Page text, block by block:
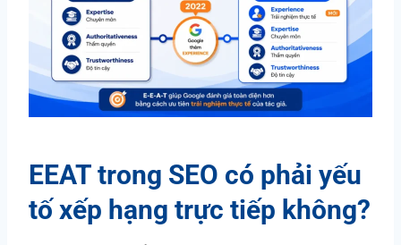
EEAT trong SEO có phải yếu
tố xếp hạng trực tiếp không?